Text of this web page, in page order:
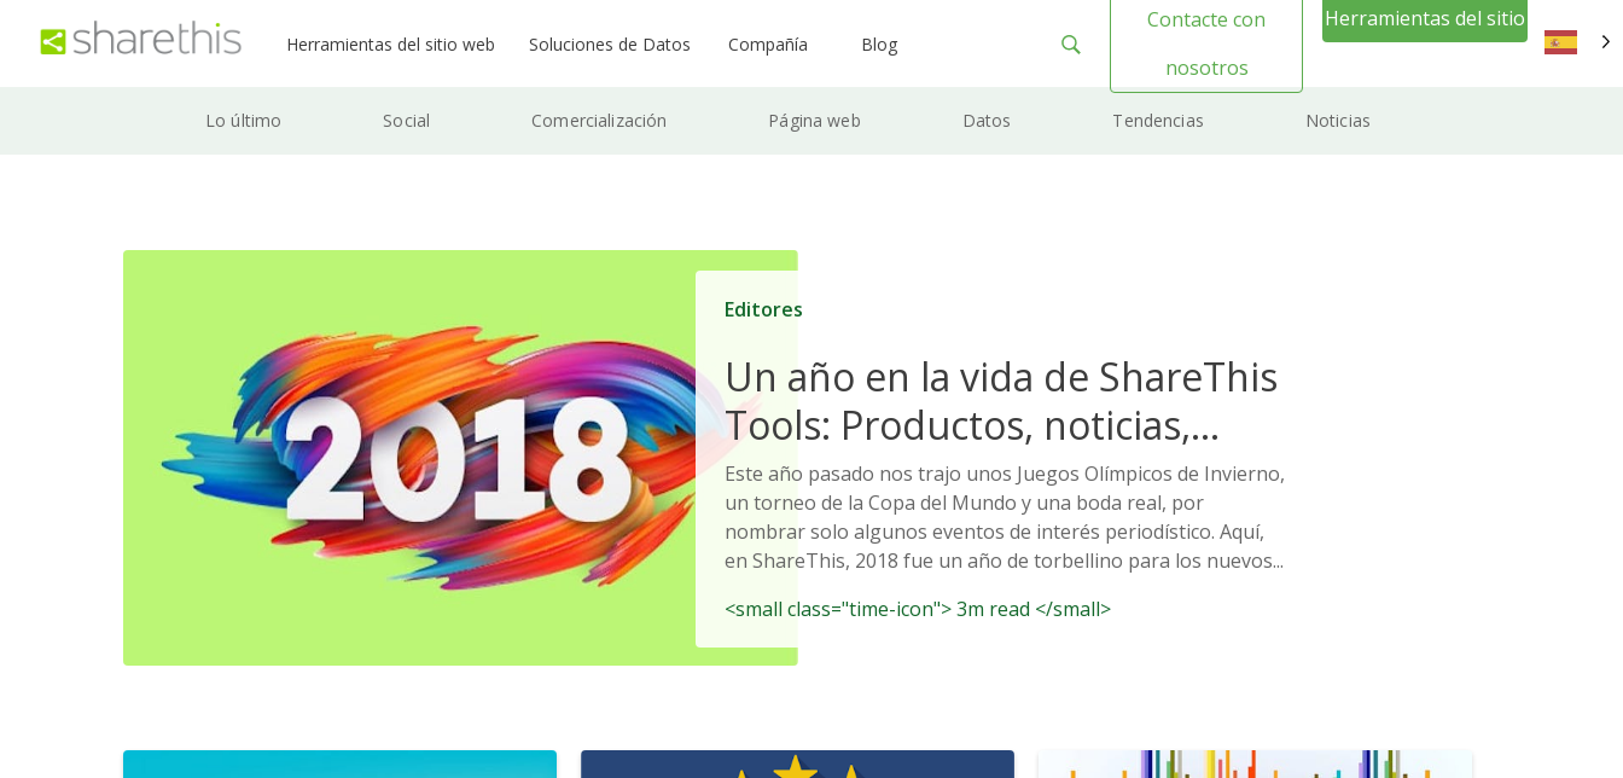
Herramientas del sitio web Soluciones de Datos Compañía Blog
Contacte con
nosotros
Herramientas del sitio
Lo último Social Comercialización Página web Datos Tendencias Noticias
Editores
Un año en la vida de ShareThis
Tools: Productos, noticias,
actualizaciones e innovaciones
a lo largo de 2018
Este año pasado nos trajo unos Juegos Olímpicos de Invierno,
un torneo de la Copa del Mundo y una boda real, por
nombrar solo algunos eventos de interés periodístico. Aquí,
en ShareThis, 2018 fue un año de torbellino para los nuevos...
<small class="time-icon"> 3m read </small>